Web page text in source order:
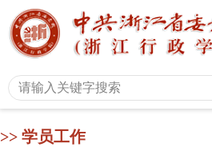
>> 学员工作